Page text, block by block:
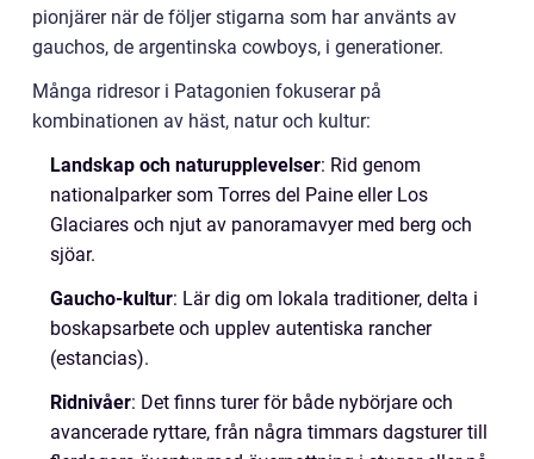
pionjärer när de följer stigarna som har använts av
gauchos, de argentinska cowboys, i generationer.
Många ridresor i Patagonien fokuserar på
kombinationen av häst, natur och kultur:
Landskap och naturupplevelser: Rid genom
nationalparker som Torres del Paine eller Los
Glaciares och njut av panoramavyer med berg och
sjöar.
Gaucho-kultur: Lär dig om lokala traditioner, delta i
boskapsarbete och upplev autentiska rancher
(estancias).
Ridnivåer: Det finns turer för både nybörjare och
avancerade ryttare, från några timmars dagsturer till